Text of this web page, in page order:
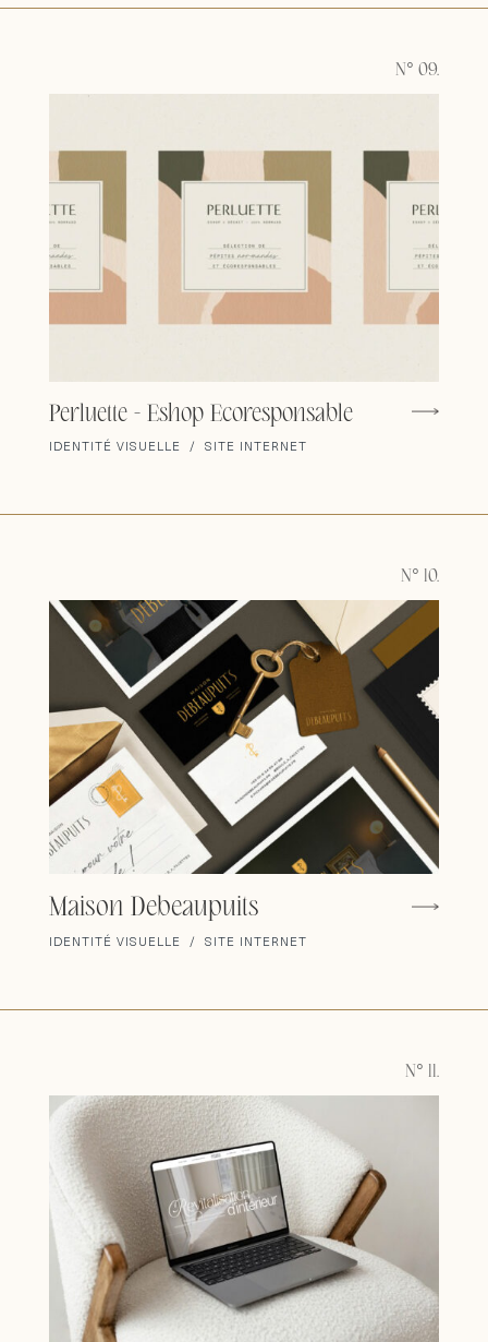
N° 09.
Perluette - Eshop Ecoresponsable
IDENTITÉ VISUELLE / SITE INTERNET
N° 10.
Maison Debeaupuits
IDENTITÉ VISUELLE / SITE INTERNET
N° 11.